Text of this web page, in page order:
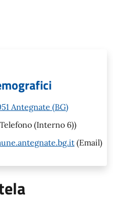
Antegnate (BG)
(Interno 6))
(Email)